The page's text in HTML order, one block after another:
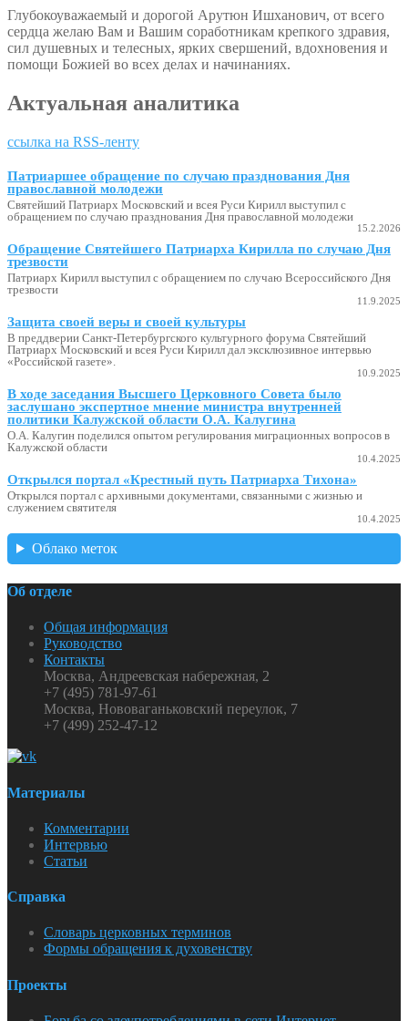
Глубокоуважаемый и дорогой Арутюн Ишханович, от всего
сердца желаю Вам и Вашим соработникам крепкого здравия,
сил душевных и телесных, ярких свершений, вдохновения и
помощи Божией во всех делах и начинаниях.
Актуальная аналитика
ссылка на RSS-ленту
Патриаршее обращение по случаю празднования Дня
православной молодежи
Святейший Патриарх Московский и всея Руси Кирилл выступил с
обращением по случаю празднования Дня православной молодежи
15.2.2026
Обращение Святейшего Патриарха Кирилла по случаю Дня
трезвости
Патриарх Кирилл выступил с обращением по случаю Всероссийского Дня
трезвости
11.9.2025
Защита своей веры и своей культуры
В преддверии Санкт-Петербургского культурного форума Святейший
Патриарх Московский и всея Руси Кирилл дал эксклюзивное интервью
«Российской газете».
10.9.2025
В ходе заседания Высшего Церковного Совета было
заслушано экспертное мнение министра внутренней
политики Калужской области О.А. Калугина
О.А. Калугин поделился опытом регулирования миграционных вопросов в
Калужской области
10.4.2025
Открылся портал «Крестный путь Патриарха Тихона»
Открылся портал с архивными документами, связанными с жизнью и
служением святителя
10.4.2025
Облако меток
Об отделе
Общая информация
Руководство
Контакты
Москва, Андреевская набережная, 2
+7 (495) 781-97-61
Москва, Нововаганьковский переулок, 7
+7 (499) 252-47-12
Материалы
Комментарии
Интервью
Статьи
Справка
Словарь церковных терминов
Формы обращения к духовенству
Проекты